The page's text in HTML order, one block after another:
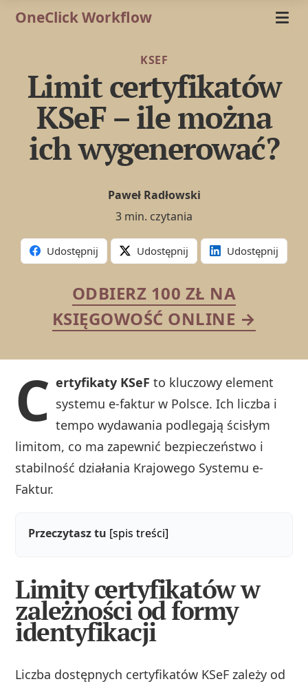
OneClick Workflow
KSEF
Limit certyfikatów
KSeF – ile można
ich wygenerować?
Paweł Radłowski
3 min. czytania
Udostępnij Udostępnij Udostępnij
ODBIERZ 100 ZŁ NA
KSIĘGOWOŚĆ ONLINE →
C ertyfikaty KSeF to kluczowy element
systemu e-faktur w Polsce. Ich liczba i
tempo wydawania podlegają ścisłym
limitom, co ma zapewnić bezpieczeństwo i
stabilność działania Krajowego Systemu e-
Faktur.
Przeczytasz tu [spis treści]
Limity certyfikatów w
zależności od formy
identyfikacji
Liczba dostępnych certyfikatów KSeF zależy od